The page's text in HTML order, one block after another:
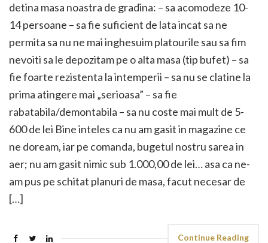
detina masa noastra de gradina: – sa acomodeze 10-
14 persoane – sa fie suficient de lata incat sa ne
permita sa nu ne mai inghesuim platourile sau sa fim
nevoiti sa le depozitam pe o alta masa (tip bufet) – sa
fie foarte rezistenta la intemperii – sa nu se clatine la
prima atingere mai „serioasa” – sa fie
rabatabila/demontabila – sa nu coste mai mult de 5-
600 de lei Bine inteles ca nu am gasit in magazine ce
ne doream, iar pe comanda, bugetul nostru sarea in
aer; nu am gasit nimic sub 1.000,00 de lei… asa ca ne-
am pus pe schitat planuri de masa, facut necesar de
[…]
Continue Reading